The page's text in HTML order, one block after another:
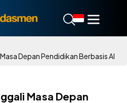
Depan Pendidikan Berbasis AI
Masa Depan